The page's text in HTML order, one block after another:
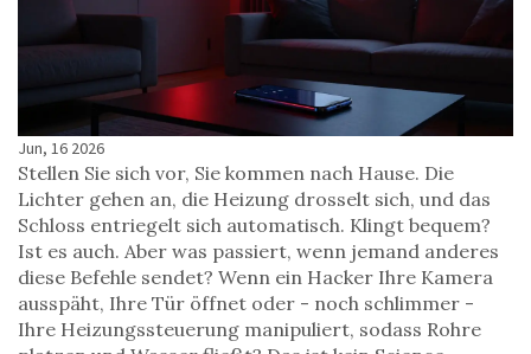
Jun, 16 2026
Stellen Sie sich vor, Sie kommen nach Hause. Die
Lichter gehen an, die Heizung drosselt sich, und das
Schloss entriegelt sich automatisch. Klingt bequem?
Ist es auch. Aber was passiert, wenn jemand anderes
diese Befehle sendet? Wenn ein Hacker Ihre Kamera
ausspäht, Ihre Tür öffnet oder - noch schlimmer -
Ihre Heizungssteuerung manipuliert, sodass Rohre